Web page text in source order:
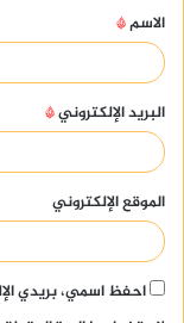
*
الاسم*
البريد الإلكتروني*
الموقع الإلكتروني
احفظ اسمي، بريدي